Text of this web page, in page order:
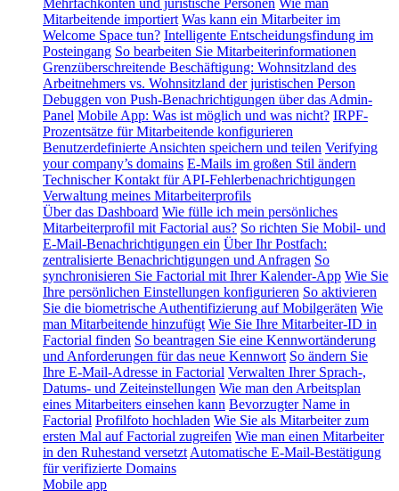
Mitarbeitende importiert Was kann ein Mitarbeiter im
Welcome Space tun? Intelligente Entscheidungsfindung im
Posteingang So bearbeiten Sie Mitarbeiterinformationen
Grenzüberschreitende Beschäftigung: Wohnsitzland des
Arbeitnehmers vs. Wohnsitzland der juristischen Person
Debuggen von Push-Benachrichtigungen über das Admin-
Panel Mobile App: Was ist möglich und was nicht? IRPF-
Prozentsätze für Mitarbeitende konfigurieren
Benutzerdefinierte Ansichten speichern und teilen Verifying
your company’s domains E-Mails im großen Stil ändern
Technischer Kontakt für API-Fehlerbenachrichtigungen
Verwaltung meines Mitarbeiterprofils
Über das Dashboard Wie fülle ich mein persönliches
Mitarbeiterprofil mit Factorial aus? So richten Sie Mobil- und
E-Mail-Benachrichtigungen ein Über Ihr Postfach:
zentralisierte Benachrichtigungen und Anfragen So
synchronisieren Sie Factorial mit Ihrer Kalender-App Wie Sie
Ihre persönlichen Einstellungen konfigurieren So aktivieren
Sie die biometrische Authentifizierung auf Mobilgeräten Wie
man Mitarbeitende hinzufügt Wie Sie Ihre Mitarbeiter-ID in
Factorial finden So beantragen Sie eine Kennwortänderung
und Anforderungen für das neue Kennwort So ändern Sie
Ihre E-Mail-Adresse in Factorial Verwalten Ihrer Sprach-,
Datums- und Zeiteinstellungen Wie man den Arbeitsplan
eines Mitarbeiters einsehen kann Bevorzugter Name in
Factorial Profilfoto hochladen Wie Sie als Mitarbeiter zum
ersten Mal auf Factorial zugreifen Wie man einen Mitarbeiter
in den Ruhestand versetzt Automatische E-Mail-Bestätigung
für verifizierte Domains
Mobile app